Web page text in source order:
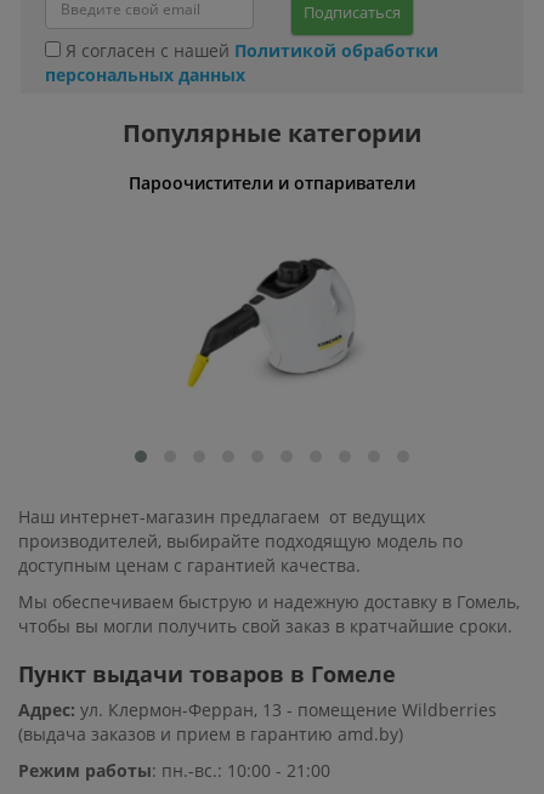
Подписаться
Я согласен с нашей Политикой обработки
персональных данных
Популярные категории
Пароочистители и отпариватели
Наш интернет-магазин предлагаем от ведущих
производителей, выбирайте подходящую модель по
доступным ценам с гарантией качества.
Мы обеспечиваем быструю и надежную доставку в Гомель,
чтобы вы могли получить свой заказ в кратчайшие сроки.
Пункт выдачи товаров в Гомеле
Адрес: ул. Клермон-Ферран, 13 - помещение Wildberries
(выдача заказов и прием в гарантию amd.by)
Режим работы: пн.-вс.: 10:00 - 21:00